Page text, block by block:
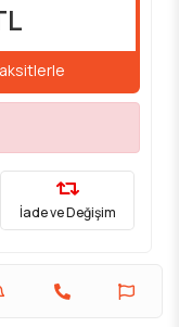
İade ve Değişim